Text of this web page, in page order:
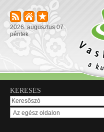
2026. augusztus 07.
péntek
KERESÉS